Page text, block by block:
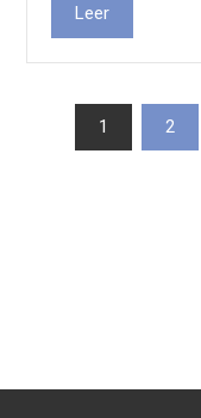
Leer
Paxinación
1 2